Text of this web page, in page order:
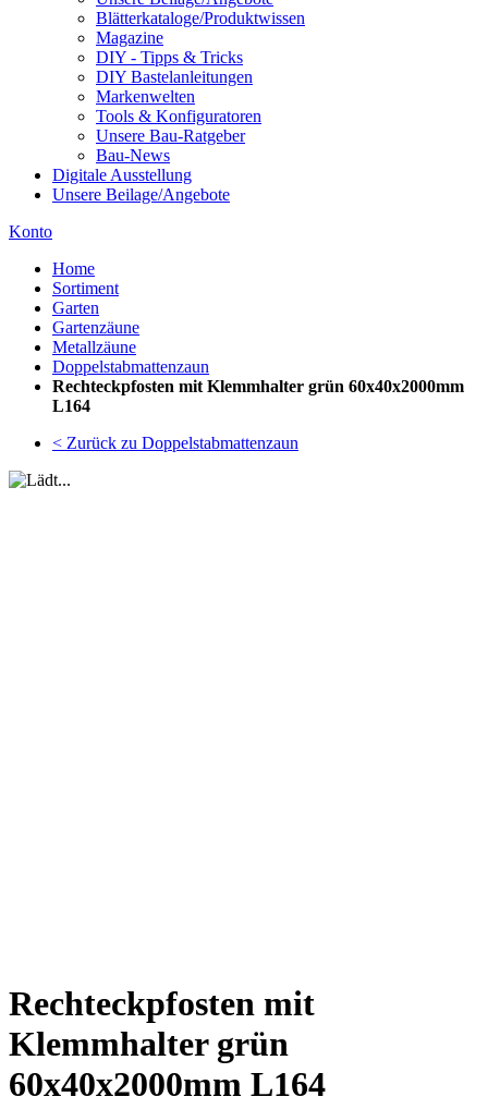
Blätterkataloge/Produktwissen
Magazine
DIY - Tipps & Tricks
DIY Bastelanleitungen
Markenwelten
Tools & Konfiguratoren
Unsere Bau-Ratgeber
Bau-News
Digitale Ausstellung
Unsere Beilage/Angebote
Konto
Home
Sortiment
Garten
Gartenzäune
Metallzäune
Doppelstabmattenzaun
Rechteckpfosten mit Klemmhalter grün 60x40x2000mm
L164
< Zurück zu Doppelstabmattenzaun
Rechteckpfosten mit
Klemmhalter grün
60x40x2000mm L164